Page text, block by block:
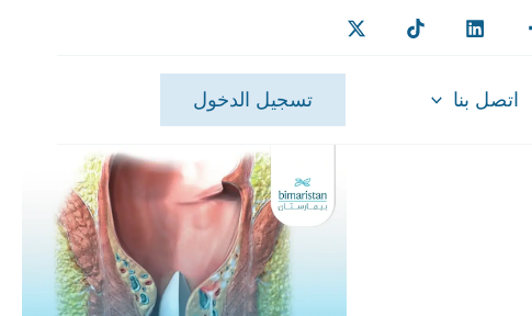
اتصل بنا تسجيل الدخول